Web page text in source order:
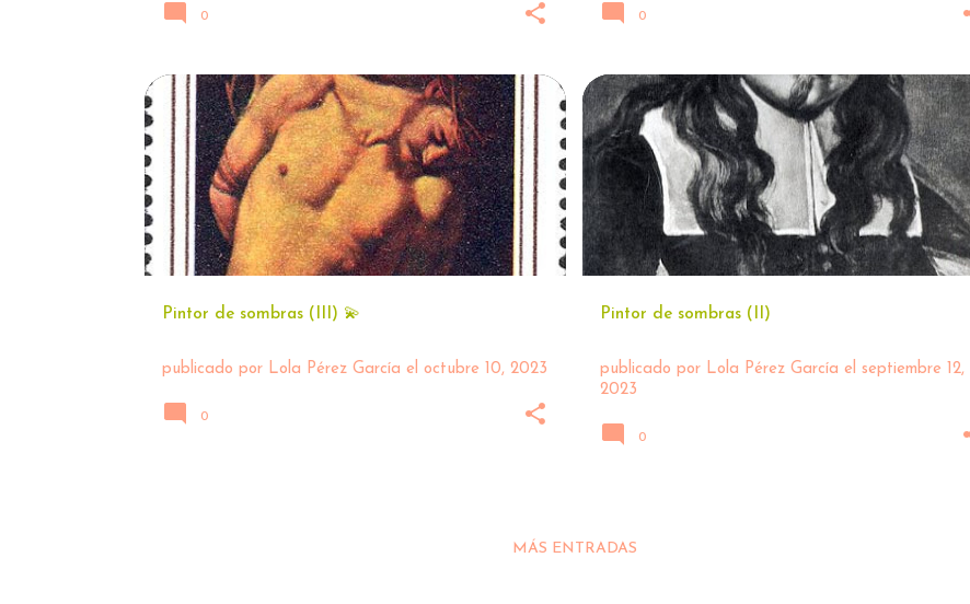
0 0
Pintor de sombras (III) 💫
publicado por Lola Pérez García el octubre 10, 2023
ARTE CARAVAGGIO 🖌 +
0
Pintor de sombras (II)
publicado por Lola Pérez García el septiembre 12,
2023
ARTE CARAVAGGIO 🖌 +1
0
MÁS ENTRADAS